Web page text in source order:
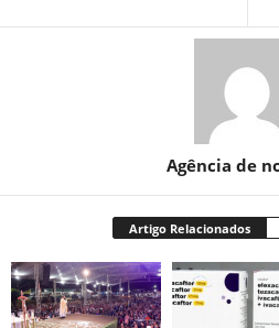
Agência de
Artigo Relacionados